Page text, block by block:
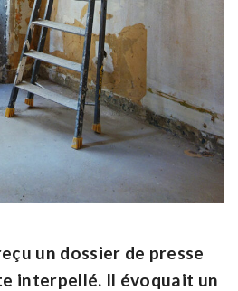
un dossier de presse
interpellé. Il évoquait un